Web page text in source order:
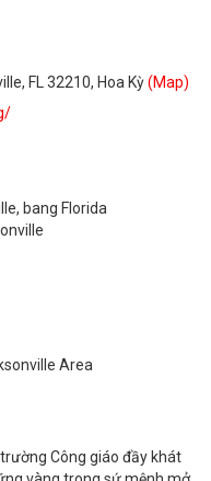
FL 32210, Hoa Kỳ(Map)
bang Florida
Area
Công giáo đầy khát